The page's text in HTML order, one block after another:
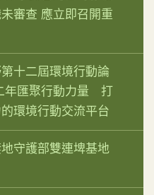
審查 應立即召開重
第十二屆環境行動論
年匯聚行動力量 打
環境行動交流平台
地守護部雙連埤基地